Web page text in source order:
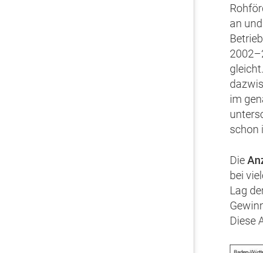
an
im
schon
Die
bei
Lag
Diese